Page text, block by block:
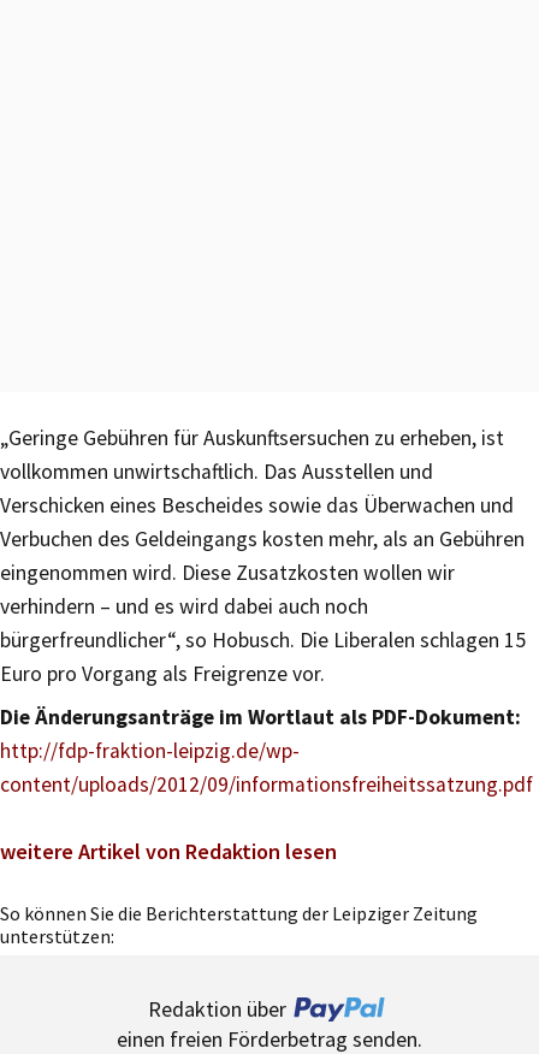
„Geringe Gebühren für Auskunftsersuchen zu erheben, ist
vollkommen unwirtschaftlich. Das Ausstellen und
Verschicken eines Bescheides sowie das Überwachen und
Verbuchen des Geldeingangs kosten mehr, als an Gebühren
eingenommen wird. Diese Zusatzkosten wollen wir
verhindern – und es wird dabei auch noch
bürgerfreundlicher“, so Hobusch. Die Liberalen schlagen 15
Euro pro Vorgang als Freigrenze vor.
Die Änderungsanträge im Wortlaut als PDF-Dokument:
http://fdp-fraktion-leipzig.de/wp-
content/uploads/2012/09/informationsfreiheitssatzung.pdf
weitere Artikel von Redaktion lesen
So können Sie die Berichterstattung der Leipziger Zeitung
unterstützen:
Redaktion über
einen freien Förderbetrag senden.